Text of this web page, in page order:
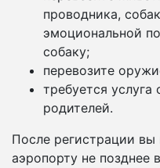
проводника,
эмоциональной
собаку;
перевозите
требуется
родителей.
После регистрации
аэропорту не позднее